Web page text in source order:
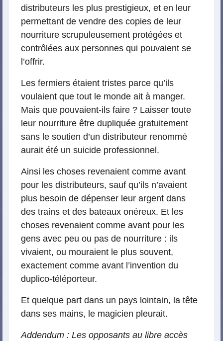
distributeurs les plus prestigieux, et en leur
permettant de vendre des copies de leur
nourriture scrupuleusement protégées et
contrôlées aux personnes qui pouvaient se
l’offrir.
Les fermiers étaient tristes parce qu’ils
voulaient que tout le monde ait à manger.
Mais que pouvaient-ils faire ? Laisser toute
leur nourriture être dupliquée gratuitement
sans le soutien d’un distributeur renommé
aurait été un suicide professionnel.
Ainsi les choses revenaient comme avant
pour les distributeurs, sauf qu’ils n’avaient
plus besoin de dépenser leur argent dans
des trains et des bateaux onéreux. Et les
choses revenaient comme avant pour les
gens avec peu ou pas de nourriture : ils
vivaient, ou mouraient le plus souvent,
exactement comme avant l’invention du
duplico-téléporteur.
Et quelque part dans un pays lointain, la tête
dans ses mains, le magicien pleurait.
Addendum : Les opposants au libre accès